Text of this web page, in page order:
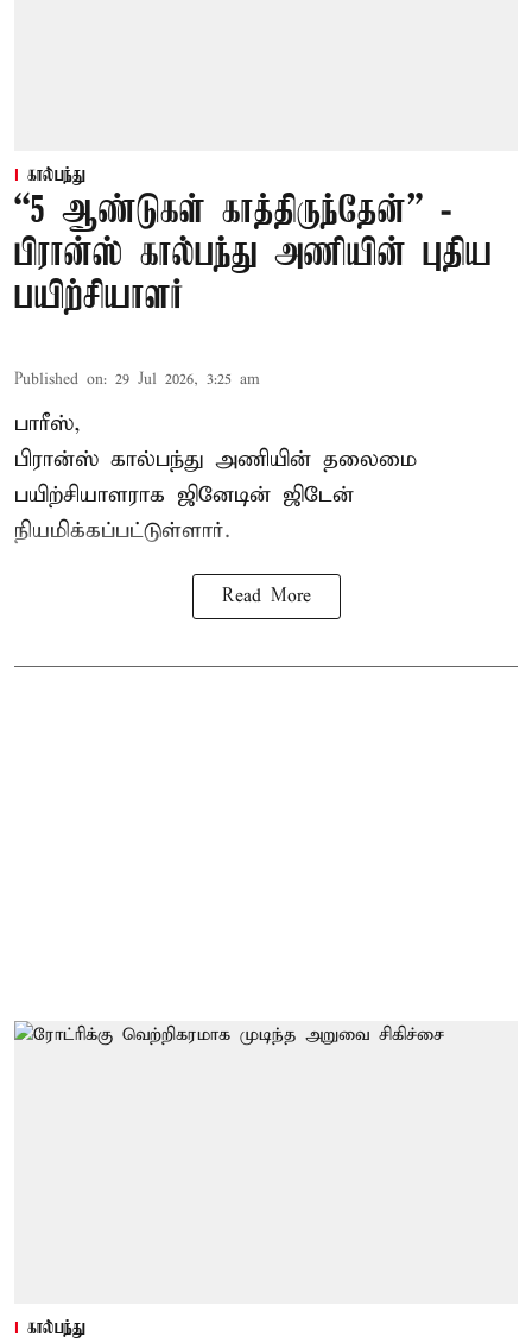
கால்பந்து
“5 ஆண்டுகள் காத்திருந்தேன்” -
பிரான்ஸ் கால்பந்து அணியின் புதிய
பயிற்சியாளர்
Published on: 29 Jul 2026, 3:25 am
பாரீஸ்,
பிரான்ஸ் கால்பந்து அணியின் தலைமை
பயிற்சியாளராக ஜினேடின் ஜிடேன்
நியமிக்கப்பட்டுள்ளார்.
Read More
கால்பந்து